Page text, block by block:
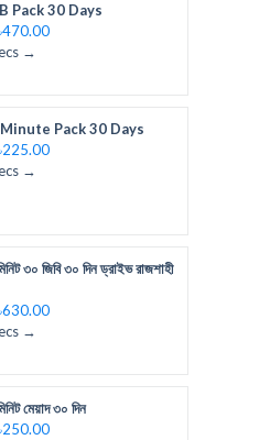
Pack 30 Days
→
Pack 30 Days
→
৩০ জিবি ৩০ দিন ড্রাইভ রাজশাহী
→
মেয়াদ ৩০ দিন